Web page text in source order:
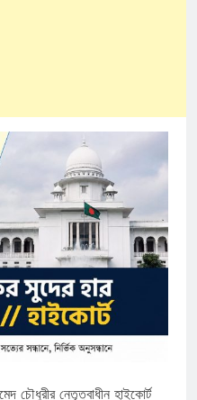
চৌধুরীর নেতৃত্বাধীন হাইকোর্ট